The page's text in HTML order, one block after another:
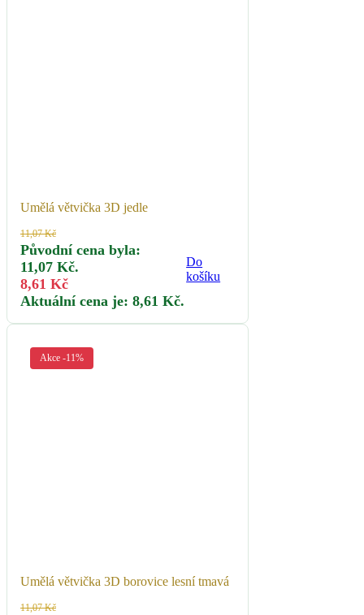
Umělá větvička 3D jedle
11,07Kč
Původní cena byla:
11,07 Kč.
8,61 Kč
Aktuální cena je: 8,61 Kč.
Do
košíku
Akce -11%
Umělá větvička 3D borovice lesní tmavá
11,07Kč